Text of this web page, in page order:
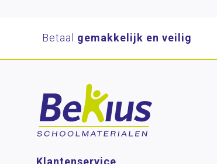
Betaal gemakkelijk en veilig
Klantenservice